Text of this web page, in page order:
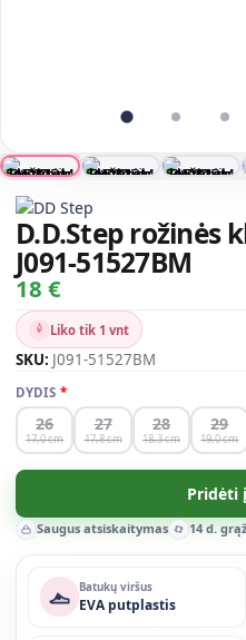
D.D.Step rožinės
J091-51527BM
18 €
Liko tik 1 vnt
SKU: J091-51527BM
DYDIS
26
17,0
27
17,8
28
18,3
29
19,0
Pridėti
Saugus atsiskaitymas 14 d.
Batukų viršus
EVA putplastis